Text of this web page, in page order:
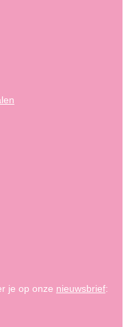
je op onze nieuwsbrief: